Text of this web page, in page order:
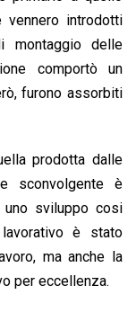
vennero introdotti
montaggio delle
comportò un
furono assorbiti
prodotta dalle
sconvolgente è
sviluppo cosi
è stato
ma anche la
per eccellenza.